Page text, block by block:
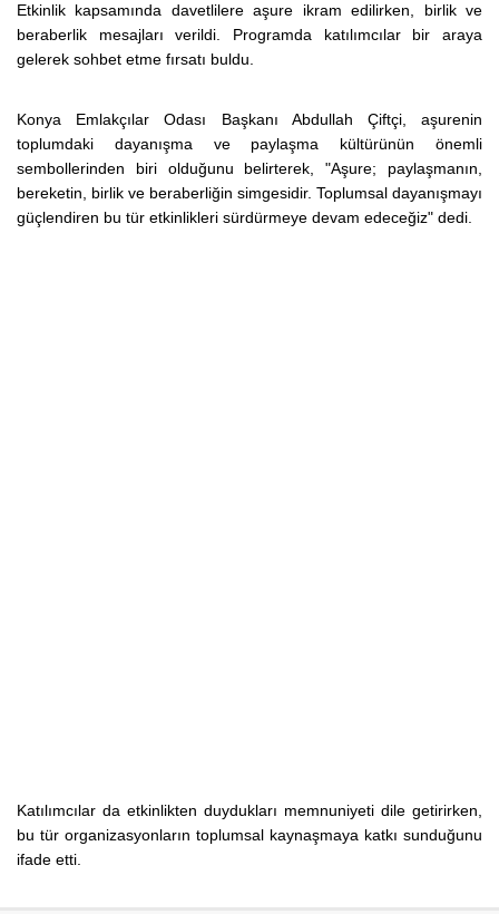
Etkinlik kapsamında davetlilere aşure ikram edilirken, birlik ve
beraberlik mesajları verildi. Programda katılımcılar bir araya
gelerek sohbet etme fırsatı buldu.
Konya Emlakçılar Odası Başkanı Abdullah Çiftçi, aşurenin
toplumdaki dayanışma ve paylaşma kültürünün önemli
sembollerinden biri olduğunu belirterek, "Aşure; paylaşmanın,
bereketin, birlik ve beraberliğin simgesidir. Toplumsal dayanışmayı
güçlendiren bu tür etkinlikleri sürdürmeye devam edeceğiz" dedi.
Katılımcılar da etkinlikten duydukları memnuniyeti dile getirirken,
bu tür organizasyonların toplumsal kaynaşmaya katkı sunduğunu
ifade etti.